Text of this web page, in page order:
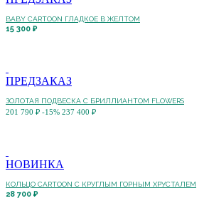
BABY CARTOON ГЛАДКОЕ В ЖЕЛТОМ
15 300 ₽
ПРЕДЗАКАЗ
ЗОЛОТАЯ ПОДВЕСКА С БРИЛЛИАНТОМ FLOWERS
201 790 ₽ -15% 237 400 ₽
НОВИНКА
КОЛЬЦО CARTOON C КРУГЛЫМ ГОРНЫМ ХРУСТАЛЕМ
28 700 ₽